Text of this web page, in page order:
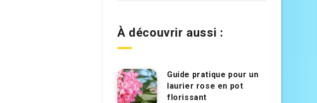
À découvrir aussi :
Guide pratique pour un
laurier rose en pot
florissant